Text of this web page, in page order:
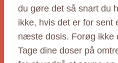
du gøre det så snart du
ikke, hvis det er for
næste dosis. Forøg ikke
Tage dine doser på